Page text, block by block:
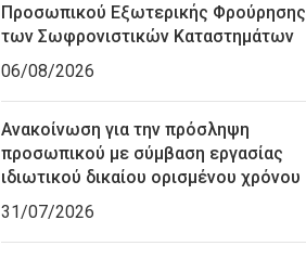
Προσωπικού Εξωτερικής Φρούρησης
των Σωφρονιστικών Καταστημάτων
06/08/2026
Ανακοίνωση για την πρόσληψη
προσωπικού με σύμβαση εργασίας
ιδιωτικού δικαίου ορισμένου χρόνου
31/07/2026